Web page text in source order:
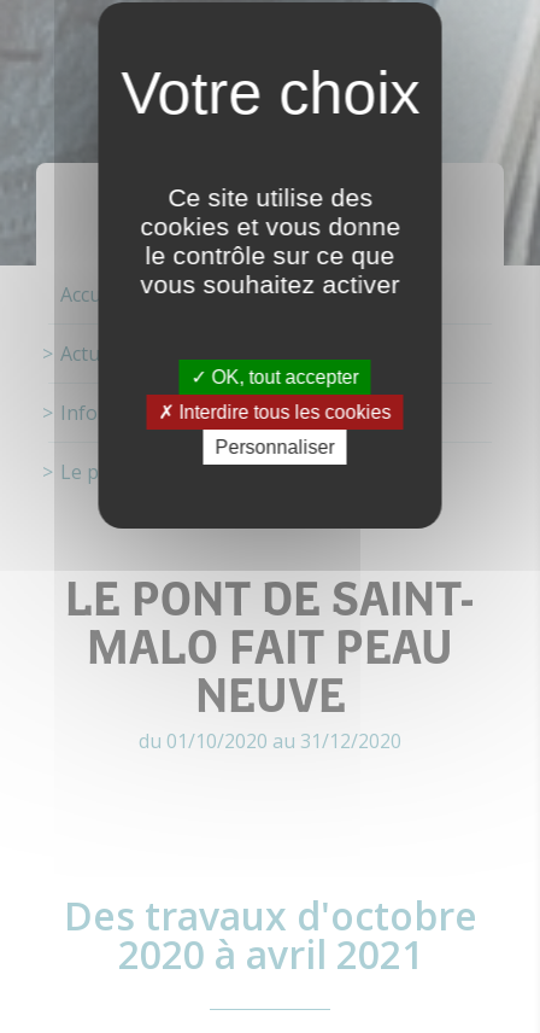
ACTUALITÉS
Accueil
Actualités
Information
Le pont de Saint-Malo fait peau neuve
LE PONT DE SAINT-
MALO FAIT PEAU
NEUVE
du 01/10/2020 au 31/12/2020
Des travaux d'octobre
2020 à avril 2021
Ce site utilise des
cookies et vous donne
le contrôle sur ce que
vous souhaitez activer
OK, tout accepter
Interdire tous les cookies
Personnaliser